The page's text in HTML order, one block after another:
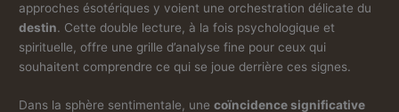
approches ésotériques y voient une orchestration délicate du
destin. Cette double lecture, à la fois psychologique et
spirituelle, offre une grille d’analyse fine pour ceux qui
souhaitent comprendre ce qui se joue derrière ces signes.
Dans la sphère sentimentale, unecoïncidence significative